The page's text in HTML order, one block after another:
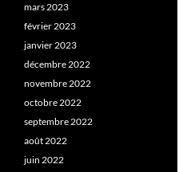
mars 2023
février 2023
janvier 2023
décembre 2022
novembre 2022
octobre 2022
septembre 2022
août 2022
juin 2022